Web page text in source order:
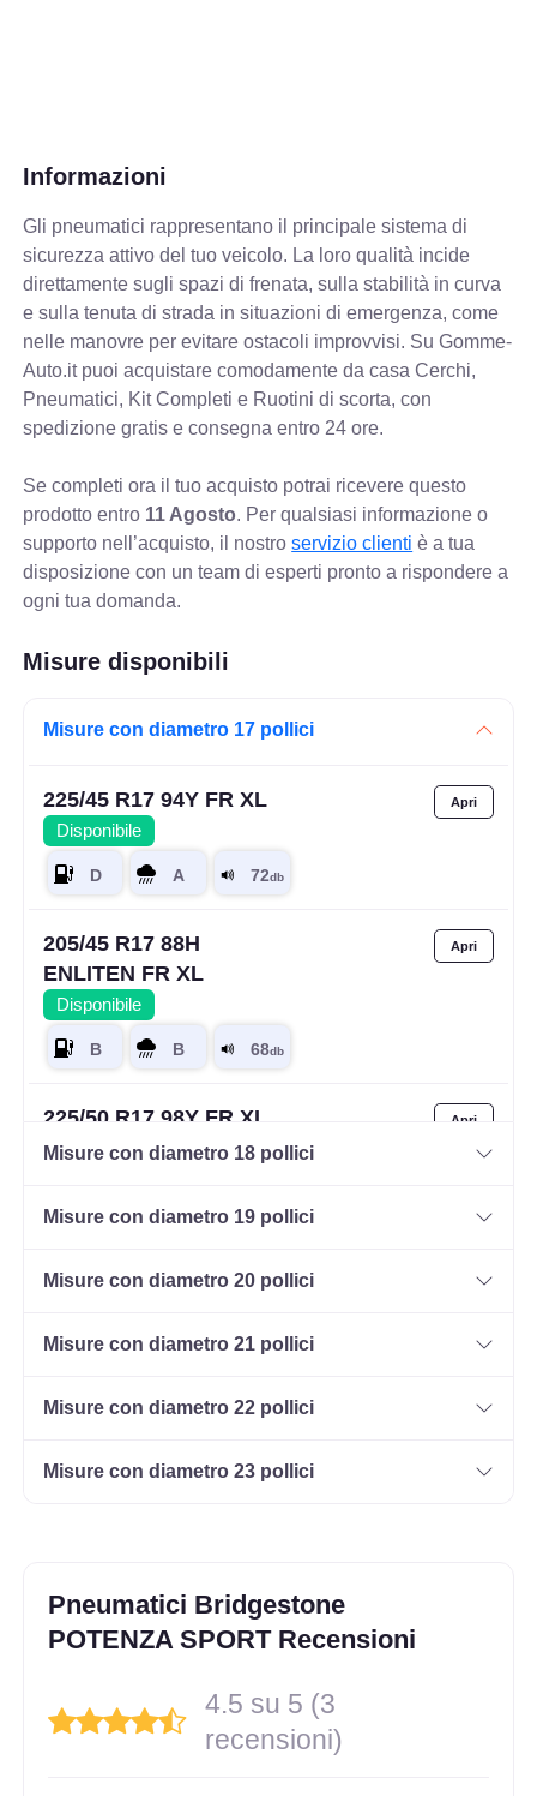
Informazioni
Gli pneumatici rappresentano il principale sistema di
sicurezza attivo del tuo veicolo. La loro qualità incide
direttamente sugli spazi di frenata, sulla stabilità in curva
e sulla tenuta di strada in situazioni di emergenza, come
nelle manovre per evitare ostacoli improvvisi. Su Gomme-
Auto.it puoi acquistare comodamente da casa Cerchi,
Pneumatici, Kit Completi e Ruotini di scorta, con
spedizione gratis e consegna entro 24 ore.
Se completi ora il tuo acquisto potrai ricevere questo
prodotto entro 11 Agosto. Per qualsiasi informazione o
supporto nell’acquisto, il nostroservizio clienti è a tua
disposizione con un team di esperti pronto a rispondere a
ogni tua domanda.
Misure disponibili
Misure con diametro 17 pollici
225/45 R17 94Y FR XL
Disponibile
205/45 R17 88H
ENLITEN FR XL
Disponibile
225/50 R17 98Y FR XL
Disponibile
Disponibile
215/40 R17 83Y FR
215/45 R17 91Y FR XL
Disponibile
Misure con diametro 18 pollici
Misure con diametro 19 pollici
Misure con diametro 20 pollici
Misure con diametro 21 pollici
Misure con diametro 22 pollici
Misure con diametro 23 pollici
Pneumatici Bridgestone
POTENZA SPORT Recensioni
4.5 su 5 (3
recensioni)